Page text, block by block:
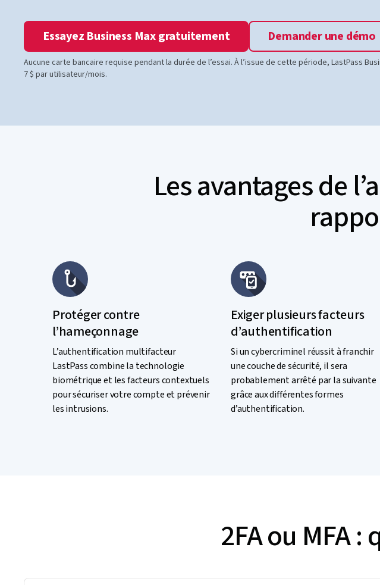
Essayez Business Max gratuitement Demander une démo
Aucune carte bancaire requise pendant la durée de l’essai. À l’issue de cette période, LastPass
7 $ par utilisateur/mois.
Les avantages de
Protéger contre
l’hameçonnage
L’authentification multifacteur
LastPass combine la technologie
biométrique et les facteurs contextuels
pour sécuriser votre compte et prévenir
les intrusions.
Exiger plusieurs facteurs
d’authentification
Si un cybercriminel réussit à franchir
une couche de sécurité, il sera
probablement arrêté par la suivante
grâce aux différentes formes
d’authentification.
2FA ou MFA